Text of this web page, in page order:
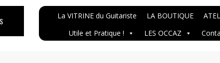
La VITRINE du Guitariste LA BOUTIQUE
Utile et Pratique !
LES OCCAZ